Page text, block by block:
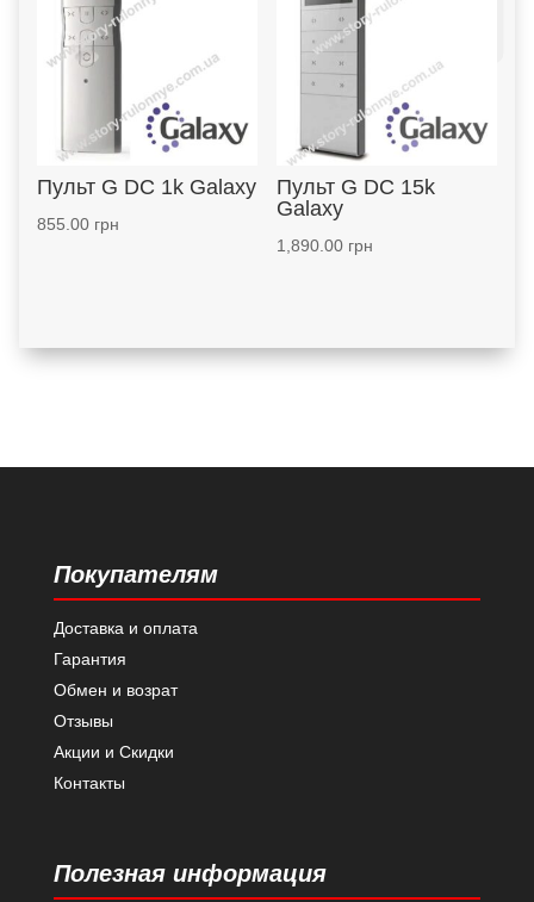
Пульт G DC 1k Galaxy
855.00грн
Пульт G DC 15k
Galaxy
1,890.00грн
Покупателям
Доставка и оплата
Гарантия
Обмен и возрат
Отзывы
Акции и Скидки
Контакты
Полезная информация